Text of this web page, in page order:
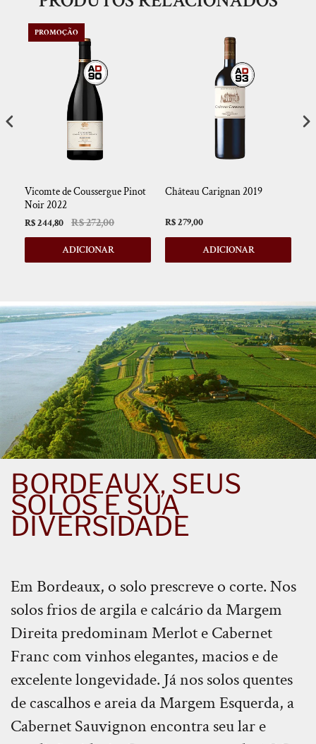
PROMOÇÃO
Vicomte de Coussergue Pinot
Noir 2022
R$ 244,80 R$ 272,00
ADICIONAR
Château Carignan 2019
R$ 279,00
ADICIONAR
BORDEAUX, SEUS
SOLOS E SUA
DIVERSIDADE
Em Bordeaux, o solo prescreve o corte. Nos
solos frios de argila e calcário da Margem
Direita predominam Merlot e Cabernet
Franc com vinhos elegantes, macios e de
excelente longevidade. Já nos solos quentes
de cascalhos e areia da Margem Esquerda, a
Cabernet Sauvignon encontra seu lar e